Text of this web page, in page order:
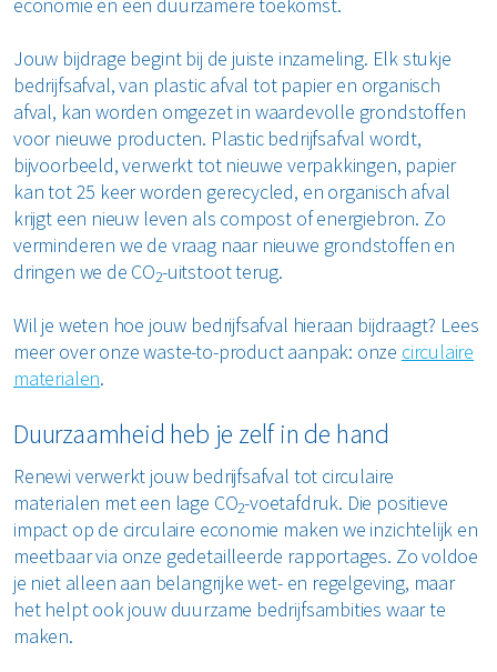
Jouw bijdrage begint bij de juiste inzameling. Elk stukje
bedrijfsafval, van plastic afval tot papier en organisch
afval, kan worden omgezet in waardevolle grondstoffen
voor nieuwe producten. Plastic bedrijfsafval wordt,
bijvoorbeeld, verwerkt tot nieuwe verpakkingen, papier
kan tot 25 keer worden gerecycled, en organisch afval
krijgt een nieuw leven als compost of energiebron. Zo
verminderen we de vraag naar nieuwe grondstoffen en
dringen we de CO2-uitstoot terug.
Wil je weten hoe jouw bedrijfsafval hieraan bijdraagt? Lees
meer over onze waste-to-product aanpak: onze circulaire
materialen.
Duurzaamheid heb je zelf in de hand
Renewi verwerkt jouw bedrijfsafval tot circulaire
materialen met een lage CO2-voetafdruk. Die positieve
impact op de circulaire economie maken we inzichtelijk en
meetbaar via onze gedetailleerde rapportages. Zo voldoe
je niet alleen aan belangrijke wet- en regelgeving, maar
het helpt ook jouw duurzame bedrijfsambities waar te
maken.